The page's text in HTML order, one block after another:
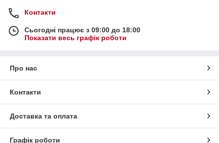
Контакти
Сьогодні працює з 09:00 до 18:00
Показати весь графік роботи
Про нас
Контакти
Доставка та оплата
Графік роботи